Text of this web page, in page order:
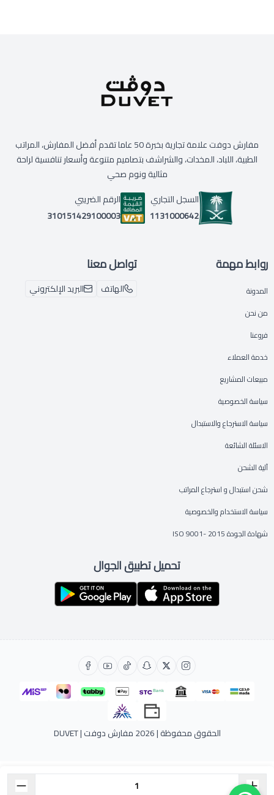
مفارش دوفت علامة تجارية بخبرة 50 عاما تقدم أفضل المفارش، المراتب
الطبية، اللباد، المخدات، والشراشف بتصاميم متنوعة وأسعار تنافسية لراحة
مثالية ونوم صحي
السجل التجاري
1131000642
الرقم الضريبي
310151429100003
روابط مهمة
المدونة
من نحن
فروعنا
خدمة العملاء
مبيعات المشاريع
سياسة الخصوصية
سياسة الاسترجاع والاستبدال
الاسئلة الشائعة
آلية الشحن
شحن استبدال و استرجاع المراتب
سياسة الاستخدام والخصوصية
شهادة الجودة ISO 9001- 2015
تواصل معنا
الهاتف البريد الإلكتروني
تحميل تطبيق الجوال
الحقوق محفوظة | 2026 مفارش دوفت | DUVET